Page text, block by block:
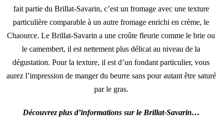
fait partie du Brillat-Savarin, c’est un fromage avec une texture
particulière comparable à un autre fromage enrichi en crème, le
Chaource. Le Brillat-Savarin a une croûte fleurie comme le brie ou
le camembert, il est nettement plus délicat au niveau de la
dégustation. Pour la texture, il est d’un fondant particulier, vous
aurez l’impression de manger du beurre sans pour autant être saturé
par le gras.
Découvrez plus d’informations sur le Brillat-Savarin…